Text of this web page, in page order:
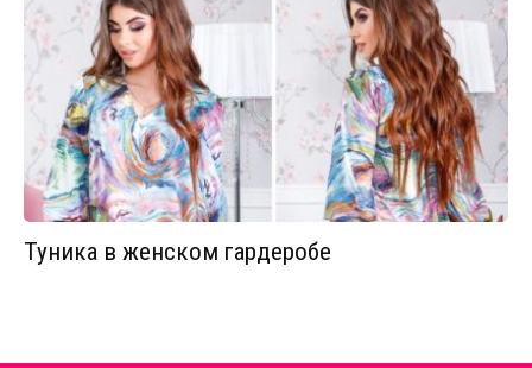
Туника в женском гардеробе